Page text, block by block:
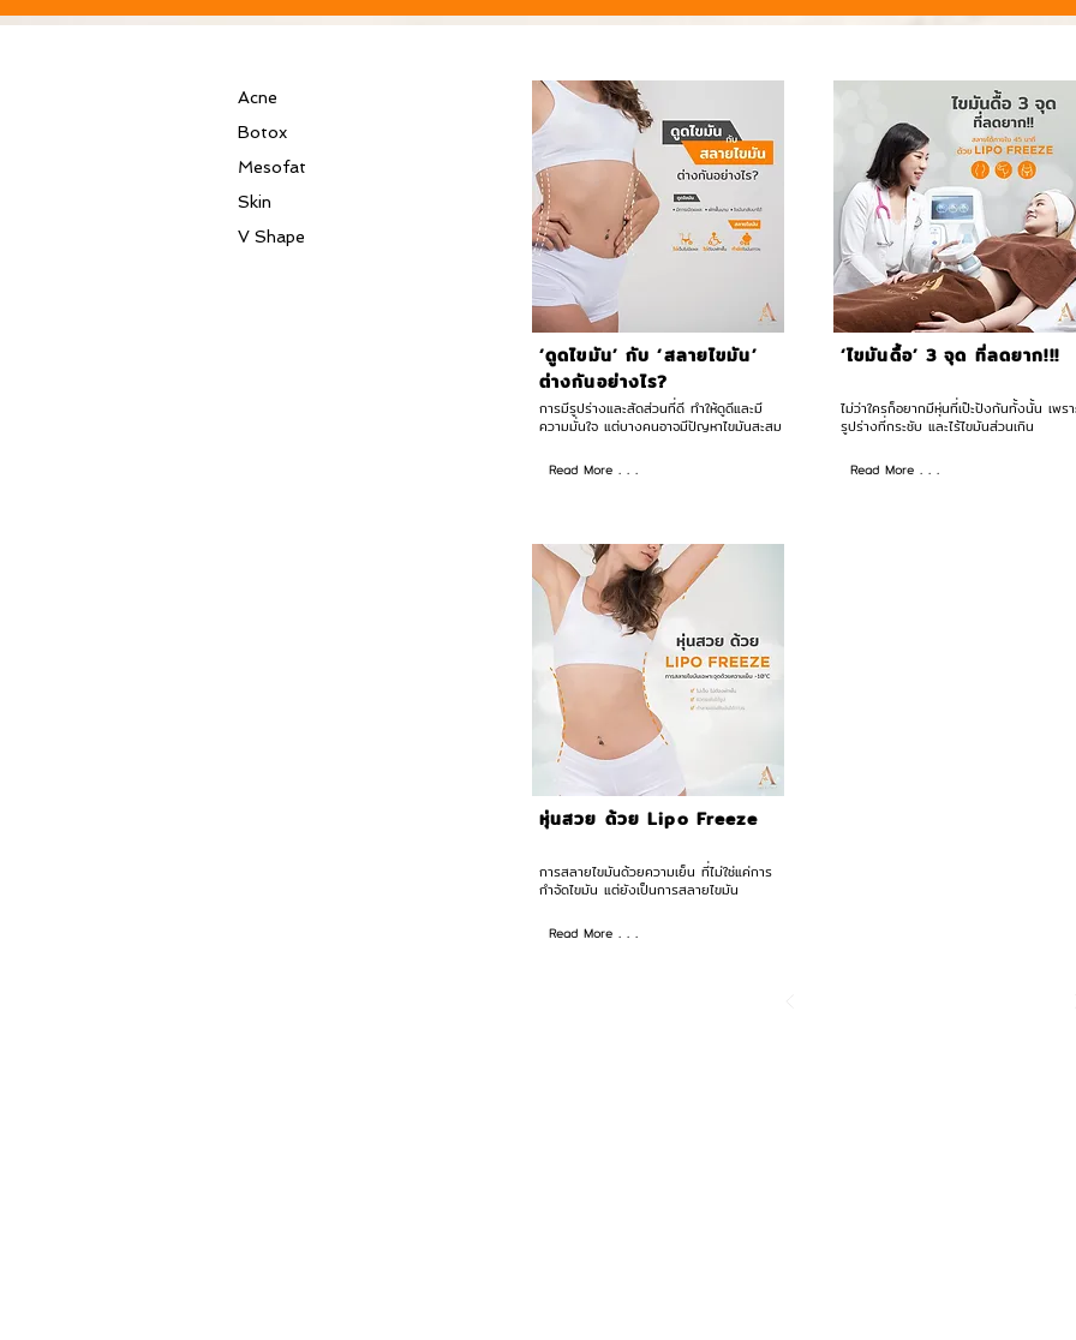
Acne
Botox
Mesofat
Skin
V Shape
‘ดูดไขมัน’ กับ ‘สลายไขมัน’
ต่างกันอย่างไร?
การมีรูปร่างและสัดส่วนที่ดี ทำให้ดูดีและมี
ความมั่นใจ แต่บางคนอาจมีปัญหาไขมันสะสม
Read More . . .
‘ไขมันดื้อ’ 3 จุด ที่ลดยาก!!!
ไม่ว่าใครก็อยากมีหุ่นที่เป๊ะปังกันทั้งนั้น เพรา
รูปร่างที่กระชับ และไร้ไขมันส่วนเกิน
Read More . . .
หุ่นสวย ด้วย Lipo Freeze
การสลายไขมันด้วยความเย็น ที่ไม่ใช่แค่การ
กำจัดไขมัน แต่ยังเป็นการสลายไขมัน
Read More . . .